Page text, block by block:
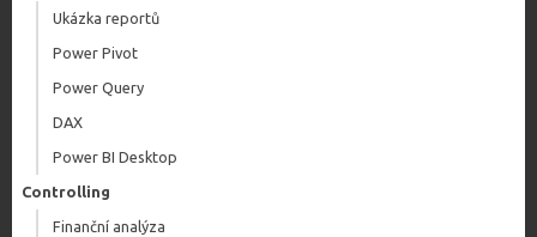
Ukázka reportů
Power Pivot
Power Query
DAX
Power BI Desktop
Controlling
Finanční analýza